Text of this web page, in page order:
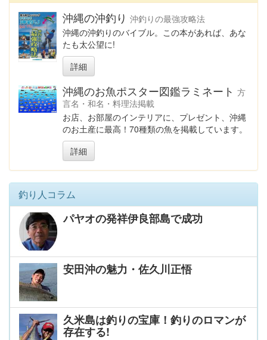
沖縄の沖釣り 沖釣りの最強攻略法
沖縄の沖釣りのバイブル。この本があれば、あな
たも太公望に!
詳細
沖縄のお魚ポスター図鑑ラミネート 方
言名・和名・料理法掲載
お店、お部屋のインテリアに、プレゼント、沖縄
のお土産に最高！70種類の魚を掲載しています。
詳細
釣り人コラム
パヤオの発祥伊良部島で成功
安田沖の魅力・佐久川正悟
久米島は釣りの宝庫！釣りのロマンが
存在する!